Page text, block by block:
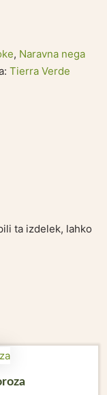
, Naravna nega
Tierra Verde
ta izdelek, lahko